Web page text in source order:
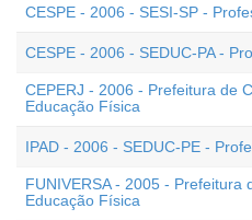
CESPE - 2006 - SESI-SP -
CESPE - 2006 - SEDUC-PA -
CEPERJ - 2006 - Prefeitura de
Educação Física
IPAD - 2006 - SEDUC-PE -
FUNIVERSA - 2005 - Prefeitura
Educação Física